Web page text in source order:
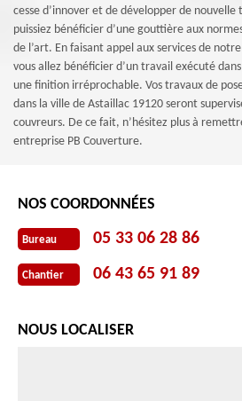
cesse d’innover et de développer de
puissiez bénéficier d’une gouttière aux
de l’art. En faisant appel aux services de
vous allez bénéficier d’un travail exécuté
une finition irréprochable. Vos travaux de
dans la ville de Astaillac 19120 seront
couvreurs. De ce fait, n’hésitez plus à
entreprise PB Couverture.
NOS COORDONNÉES
Bureau 05 33 06 28 86
Chantier 06 43 65 91 89
NOUS LOCALISER